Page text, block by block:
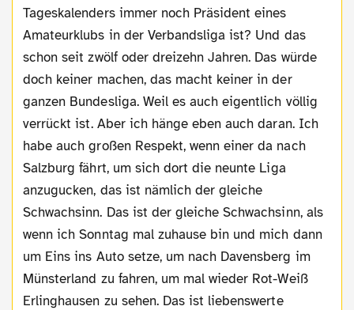
Tageskalenders immer noch Präsident eines
Amateurklubs in der Verbandsliga ist? Und das
schon seit zwölf oder dreizehn Jahren. Das würde
doch keiner machen, das macht keiner in der
ganzen Bundesliga. Weil es auch eigentlich völlig
verrückt ist. Aber ich hänge eben auch daran. Ich
habe auch großen Respekt, wenn einer da nach
Salzburg fährt, um sich dort die neunte Liga
anzugucken, das ist nämlich der gleiche
Schwachsinn. Das ist der gleiche Schwachsinn, als
wenn ich Sonntag mal zuhause bin und mich dann
um Eins ins Auto setze, um nach Davensberg im
Münsterland zu fahren, um mal wieder Rot-Weiß
Erlinghausen zu sehen. Das ist liebenswerte